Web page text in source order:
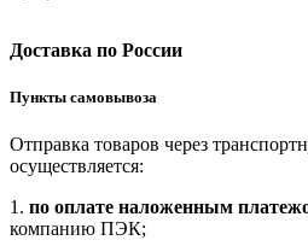
Доставка по России
Пункты самовывоза
Отправка товаров через
осуществляется:
1. по оплате наложенным
компанию ПЭК;